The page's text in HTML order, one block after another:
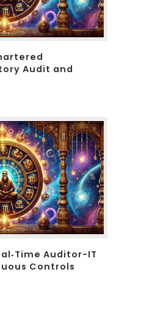
Audit and
Auditor-IT
Controls